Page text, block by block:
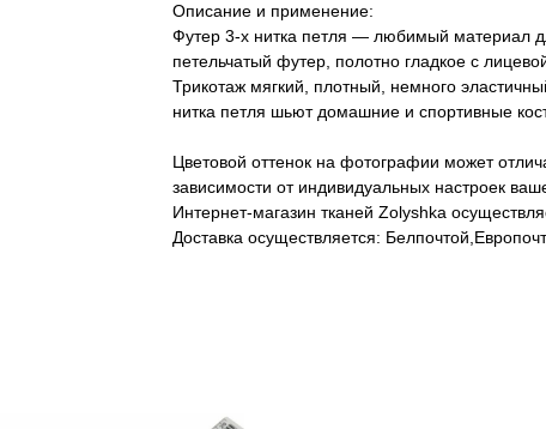
Описание и применение:
Футер 3-х нитка петля — любимый материал
петельчатый футер, полотно гладкое с
Трикотаж мягкий, плотный, немного
нитка петля шьют домашние и спортивные
Цветовой оттенок на фотографии может
зависимости от индивидуальных настроек
Интернет-магазин тканей Zolyshka
Доставка осуществляется: